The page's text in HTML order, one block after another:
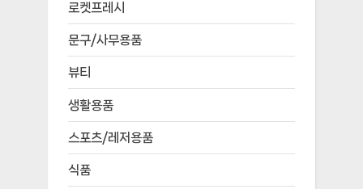
로켓프레시
문구/사무용품
뷰티
생활용품
스포츠/레저용품
식품